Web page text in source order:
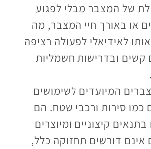
של המצבר מבלי לפגוע
או באורך חיי המצבר, מה
לאידיאלי לפעולה רציפה
קשים ובדרישות חשמליות
המיועדים לשימושים
כמו סירות ורכבי שטח. הם
קיצוניים ומיוצרים
דורשים תחזוקה כלל,